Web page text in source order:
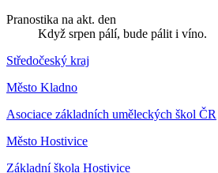
Pranostika na akt. den
Když srpen pálí, bude pálit i víno.
Středočeský kraj
Město Kladno
Asociace základních uměleckých škol ČR
Město Hostivice
Základní škola Hostivice